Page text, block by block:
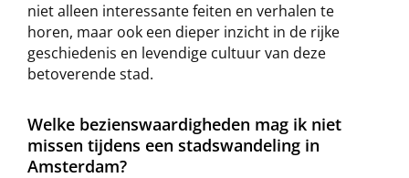
niet alleen interessante feiten en verhalen te
horen, maar ook een dieper inzicht in de rijke
geschiedenis en levendige cultuur van deze
betoverende stad.
Welke bezienswaardigheden mag ik niet
missen tijdens een stadswandeling in
Amsterdam?